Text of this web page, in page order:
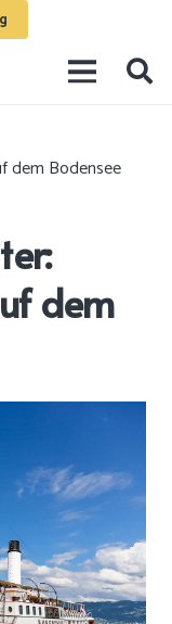
dem Bodensee
dem